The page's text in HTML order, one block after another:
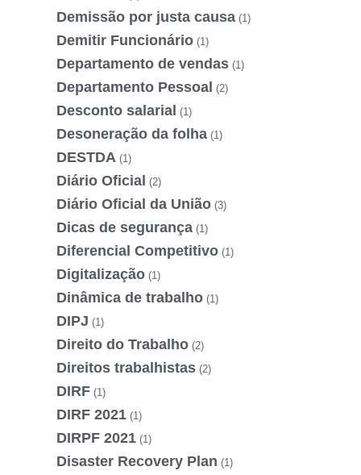
Demissão por justa causa (1)
Demitir Funcionário (1)
Departamento de vendas (1)
Departamento Pessoal (2)
Desconto salarial (1)
Desoneração da folha (1)
DESTDA (1)
Diário Oficial (2)
Diário Oficial da União (3)
Dicas de segurança (1)
Diferencial Competitivo (1)
Digitalização (1)
Dinâmica de trabalho (1)
DIPJ (1)
Direito do Trabalho (2)
Direitos trabalhistas (2)
DIRF (1)
DIRF 2021 (1)
DIRPF 2021 (1)
Disaster Recovery Plan (1)